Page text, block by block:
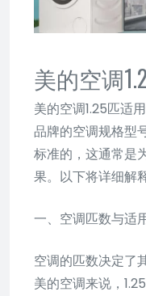
美的空调
美的空调1.25匹适
品牌的空调规格型
标准的，这通常是
果。以下将详细解
一、空调匹数与适
空调的匹数决定了
美的空调来说，